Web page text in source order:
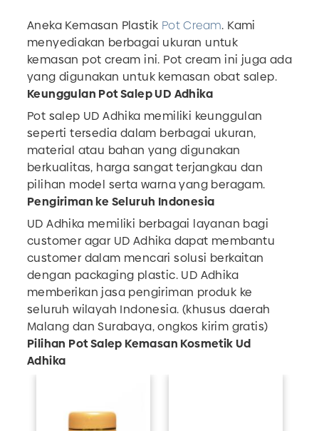
Aneka Kemasan Plastik Pot Cream. Kami
menyediakan berbagai ukuran untuk
kemasan pot cream ini. Pot cream ini juga ada
yang digunakan untuk kemasan obat salep.
Keunggulan Pot Salep UD Adhika
Pot salep UD Adhika memiliki keunggulan
seperti tersedia dalam berbagai ukuran,
material atau bahan yang digunakan
berkualitas, harga sangat terjangkau dan
pilihan model serta warna yang beragam.
Pengiriman ke Seluruh Indonesia
UD Adhika memiliki berbagai layanan bagi
customer agar UD Adhika dapat membantu
customer dalam mencari solusi berkaitan
dengan packaging plastic. UD Adhika
memberikan jasa pengiriman produk ke
seluruh wilayah Indonesia. (khusus daerah
Malang dan Surabaya, ongkos kirim gratis)
Pilihan Pot Salep Kemasan Kosmetik Ud
Adhika